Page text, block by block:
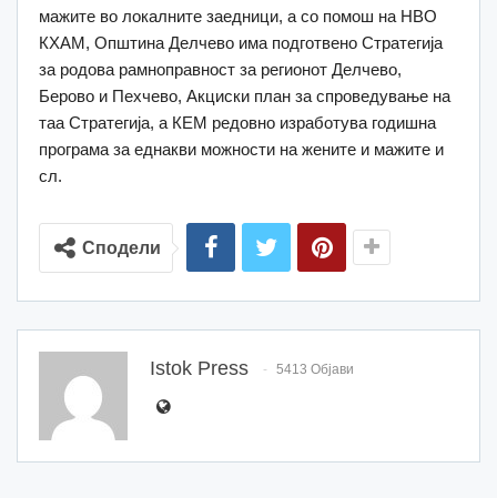
мажите во локалните заедници, а со помош на НВО
КХАМ, Општина Делчево има подготвено Стратегија
за родова рамноправност за регионот Делчево,
Берово и Пехчево, Акциски план за спроведување на
таа Стратегија, а КЕМ редовно изработува годишна
програма за еднакви можности на жените и мажите и
сл.
Сподели
Istok Press 5413 Објави